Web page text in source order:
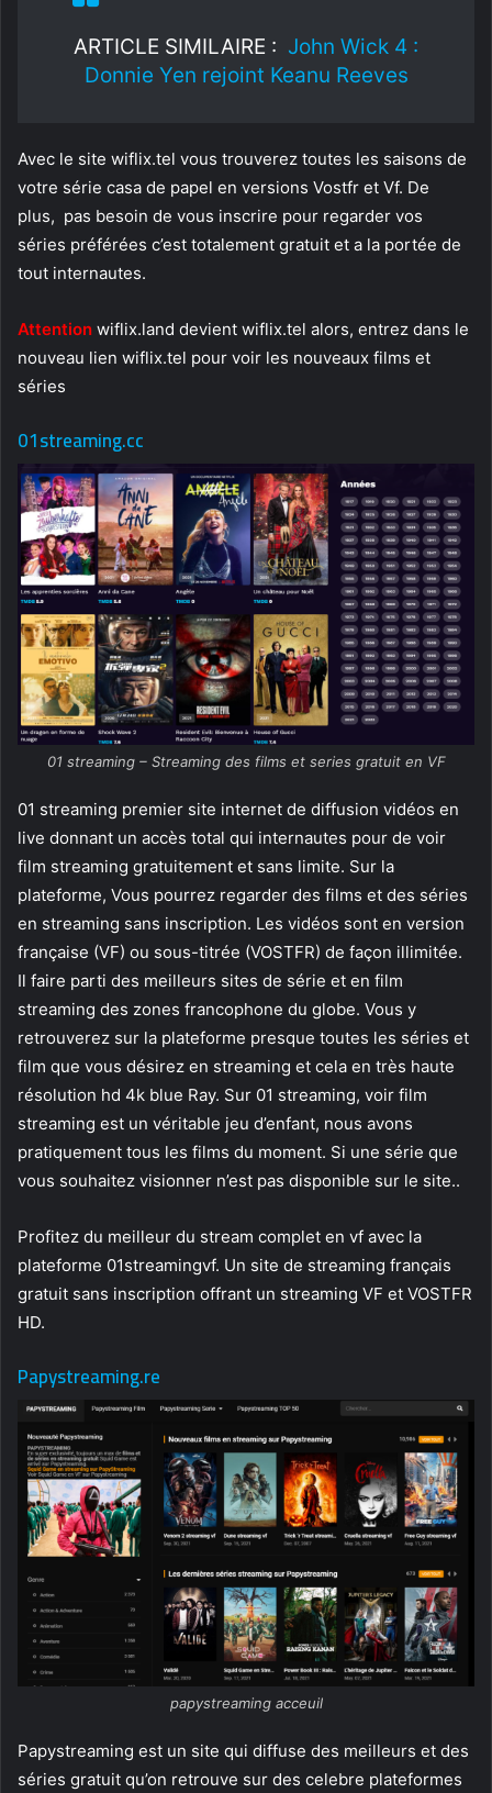
ARTICLE SIMILAIRE : John Wick 4 :
Donnie Yen rejoint Keanu Reeves
Avec le site wiflix.tel vous trouverez toutes les saisons de
votre série casa de papel en versions Vostfr et Vf. De
plus, pas besoin de vous inscrire pour regarder vos
séries préférées c’est totalement gratuit et a la portée de
tout internautes.
Attention wiflix.land devient wiflix.tel alors, entrez dans le
nouveau lien wiflix.tel pour voir les nouveaux films et
séries
01streaming.cc
01 streaming – Streaming des films et series gratuit en VF
01 streaming premier site internet de diffusion vidéos en
live donnant un accès total qui internautes pour de voir
film streaming gratuitement et sans limite. Sur la
plateforme, Vous pourrez regarder des films et des séries
en streaming sans inscription. Les vidéos sont en version
française (VF) ou sous-titrée (VOSTFR) de façon illimitée.
Il faire parti des meilleurs sites de série et en film
streaming des zones francophone du globe. Vous y
retrouverez sur la plateforme presque toutes les séries et
film que vous désirez en streaming et cela en très haute
résolution hd 4k blue Ray. Sur 01 streaming, voir film
streaming est un véritable jeu d’enfant, nous avons
pratiquement tous les films du moment. Si une série que
vous souhaitez visionner n’est pas disponible sur le site..
Profitez du meilleur du stream complet en vf avec la
plateforme 01streamingvf. Un site de streaming français
gratuit sans inscription offrant un streaming VF et VOSTFR
HD.
Papystreaming.re
papystreaming acceuil
Papystreaming est un site qui diffuse des meilleurs et des
séries gratuit qu’on retrouve sur des celebre plateformes